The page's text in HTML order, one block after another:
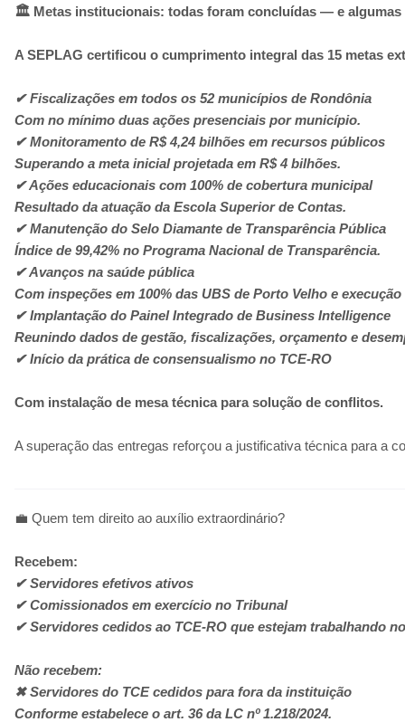
🏛️ Metas institucionais: todas foram concluídas — e algumas
A SEPLAG certificou o cumprimento integral das 15 metas
✔ Fiscalizações em todos os 52 municípios de Rondônia
Com no mínimo duas ações presenciais por município.
✔ Monitoramento de R$ 4,24 bilhões em recursos públicos
Superando a meta inicial projetada em R$ 4 bilhões.
✔ Ações educacionais com 100% de cobertura municipal
Resultado da atuação da Escola Superior de Contas.
✔ Manutenção do Selo Diamante de Transparência Pública
Índice de 99,42% no Programa Nacional de Transparência.
✔ Avanços na saúde pública
Com inspeções em 100% das UBS de Porto Velho e
✔ Implantação do Painel Integrado de Business Intelligence
Reunindo dados de gestão, fiscalizações, orçamento e
✔ Início da prática de consensualismo no TCE-RO
Com instalação de mesa técnica para solução de conflitos.
A superação das entregas reforçou a justificativa técnica para a
💼 Quem tem direito ao auxílio extraordinário?
Recebem:
✔ Servidores efetivos ativos
✔ Comissionados em exercício no Tribunal
✔ Servidores cedidos ao TCE-RO que estejam trabalhando
Não recebem:
✖ Servidores do TCE cedidos para fora da instituição
Conforme estabelece o art. 36 da LC nº 1.218/2024.